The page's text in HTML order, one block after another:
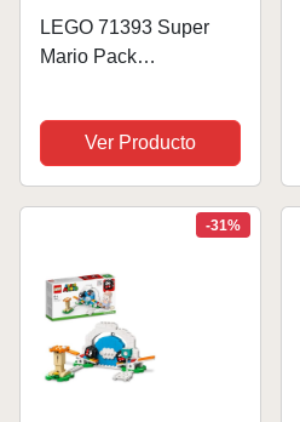
LEGO 71393 Super
Mario Pack
Ver Producto
-31%